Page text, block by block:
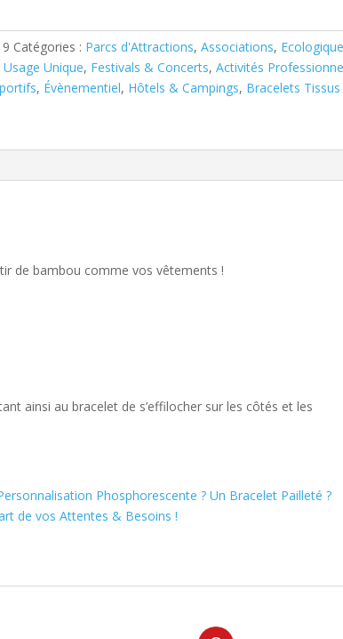
Catégories : Parcs d'Attractions, Associations, Ecologique
Usage Unique, Festivals & Concerts, Activités
, Évènementiel, Hôtels & Campings, Bracelets Tissus
de bambou comme vos vêtements !
ainsi au bracelet de s’effilocher sur les côtés et les
Phosphorescente ? Un Bracelet Pailleté ?
de vos Attentes & Besoins !